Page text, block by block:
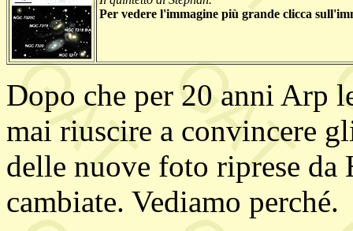
Per vedere l'immagine più grande clicca
Dopo che per 20 anni Arp
mai riuscire a convincere
delle nuove foto riprese da
cambiate. Vediamo perché.